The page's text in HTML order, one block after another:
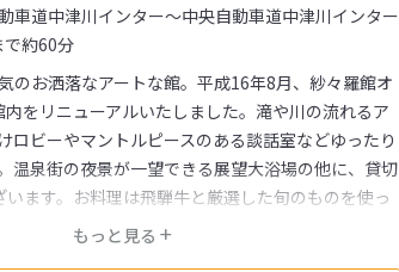
車道中津川インター～中央自動車道中津川インター
約60分
もっと見る
のお洒落なアートな館。平成16年8月、紗々羅館オ
をリニューアルいたしました。滝や川の流れるア
ロビーやマントルピースのある談話室などゆったり
温泉街の夜景が一望できる展望大浴場の他に、貸切
ます。お料理は飛騨牛と厳選した旬のものを使っ
お部屋または個室食事処でいただけます。